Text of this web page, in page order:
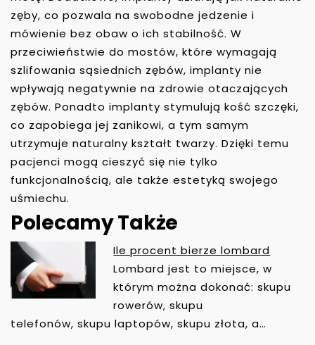
zęby, co pozwala na swobodne jedzenie i
mówienie bez obaw o ich stabilność. W
przeciwieństwie do mostów, które wymagają
szlifowania sąsiednich zębów, implanty nie
wpływają negatywnie na zdrowie otaczających
zębów. Ponadto implanty stymulują kość szczęki,
co zapobiega jej zanikowi, a tym samym
utrzymuje naturalny kształt twarzy. Dzięki temu
pacjenci mogą cieszyć się nie tylko
funkcjonalnością, ale także estetyką swojego
uśmiechu.
Polecamy Także
Ile procent bierze lombard
Lombard jest to miejsce, w
którym można dokonać: skupu
rowerów, skupu
telefonów, skupu laptopów, skupu złota, a…
N
A
W
I